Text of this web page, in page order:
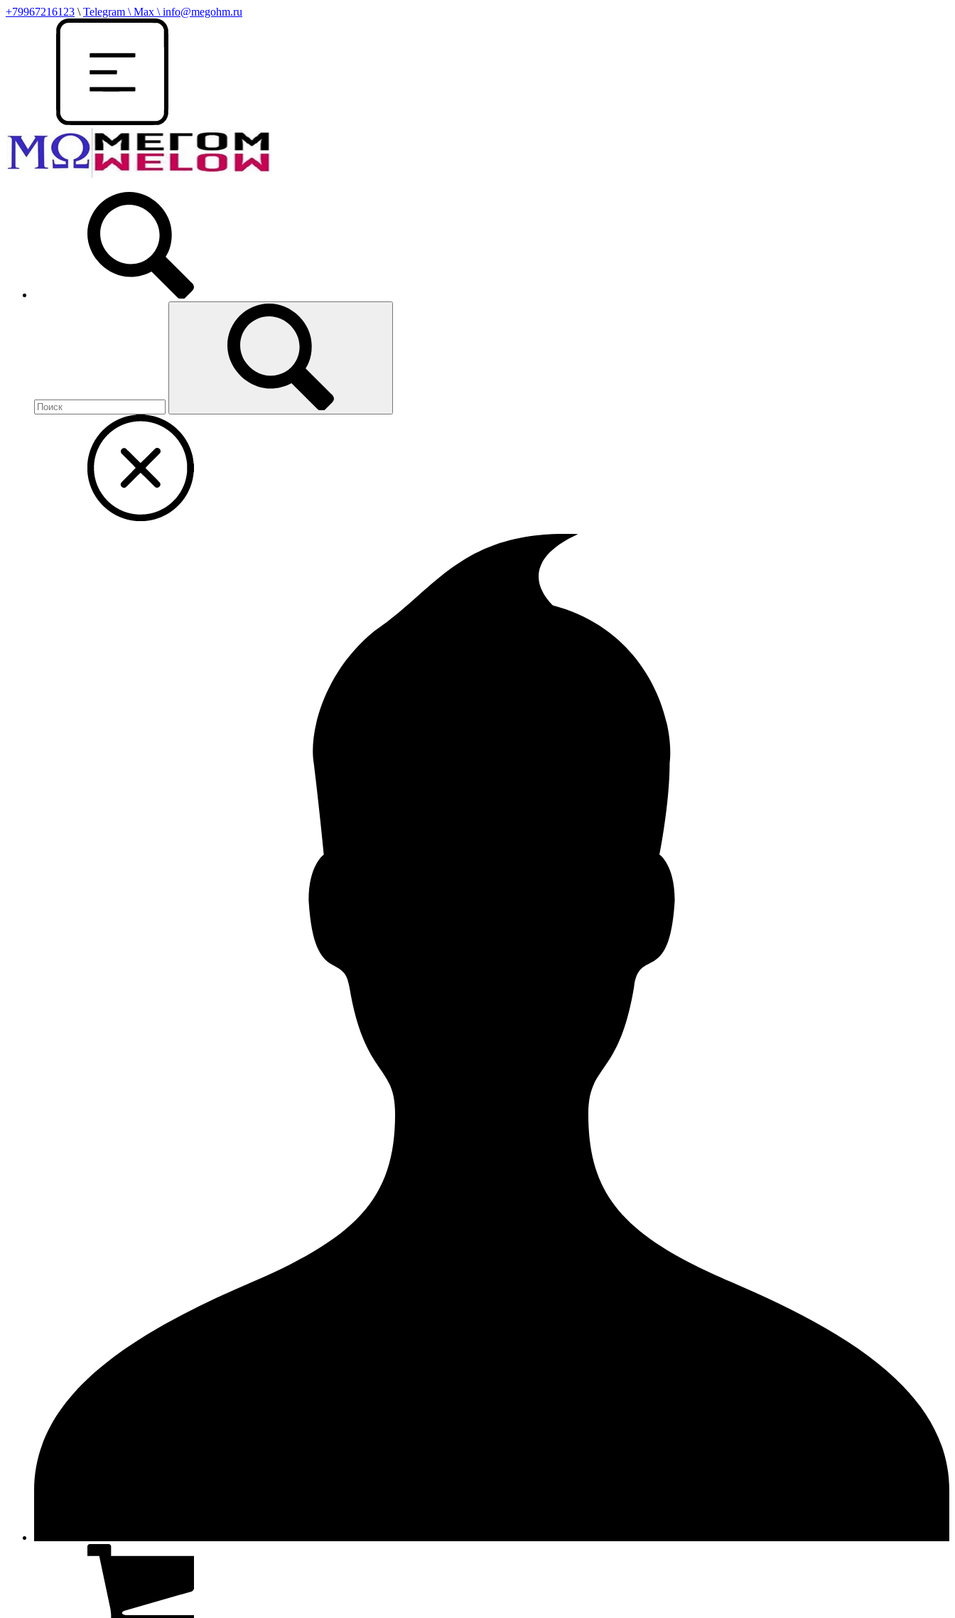
+79967216123 \ Telegram \ Max \ info@megohm.ru